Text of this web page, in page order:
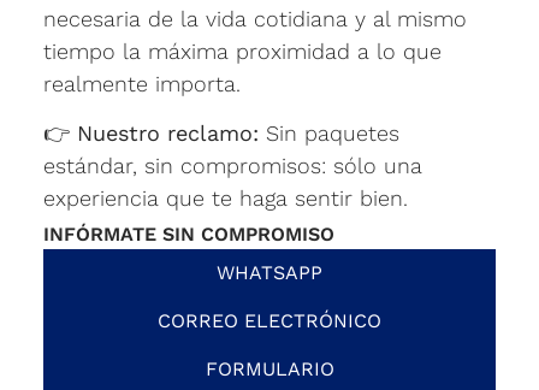
necesaria de la vida cotidiana y al mismo
tiempo la máxima proximidad a lo que
realmente importa.
👉 Nuestro reclamo: Sin paquetes
estándar, sin compromisos: sólo una
experiencia que te haga sentir bien.
INFÓRMATE SIN COMPROMISO
WHATSAPP
CORREO ELECTRÓNICO
FORMULARIO